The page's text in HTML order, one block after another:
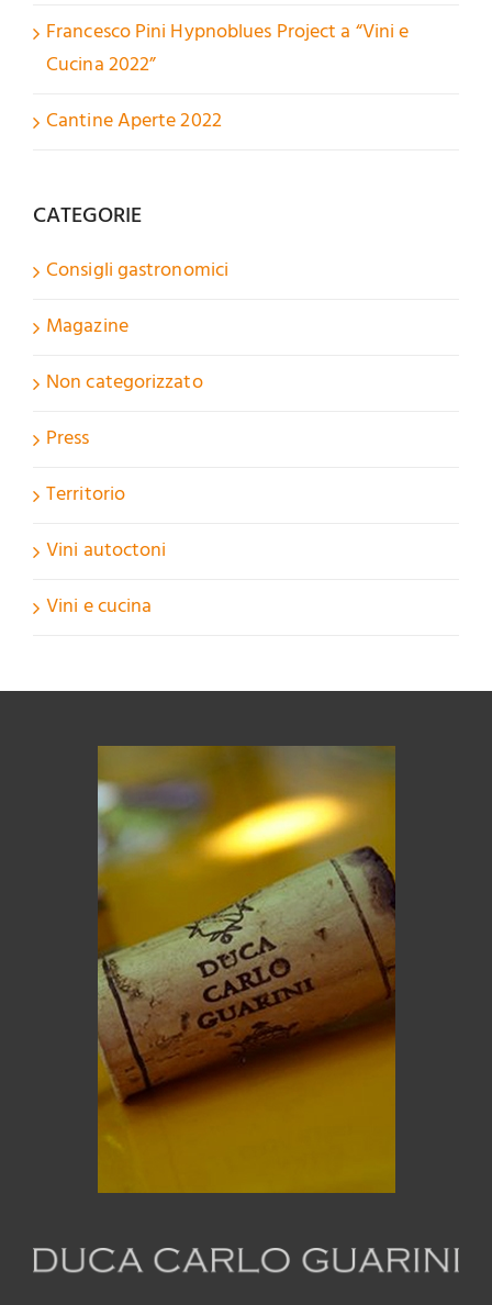
Francesco Pini Hypnoblues Project a “Vini e
Cucina 2022”
Cantine Aperte 2022
CATEGORIE
Consigli gastronomici
Magazine
Non categorizzato
Press
Territorio
Vini autoctoni
Vini e cucina